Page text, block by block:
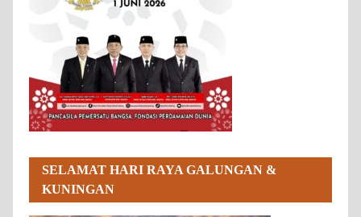
SELAMAT HARI RAYA GALUNGAN &
KUNINGAN